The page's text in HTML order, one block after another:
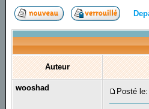
Auteur
wooshad Posté